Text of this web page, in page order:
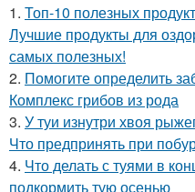
1. Топ-10 полезных
Лучшие продукты для
самых полезных!
2. Помогите определить
Комплекс грибов из рода
3. У туи изнутри хвоя
Что предпринять при
4. Что делать с туями в
подкормить тую осенью